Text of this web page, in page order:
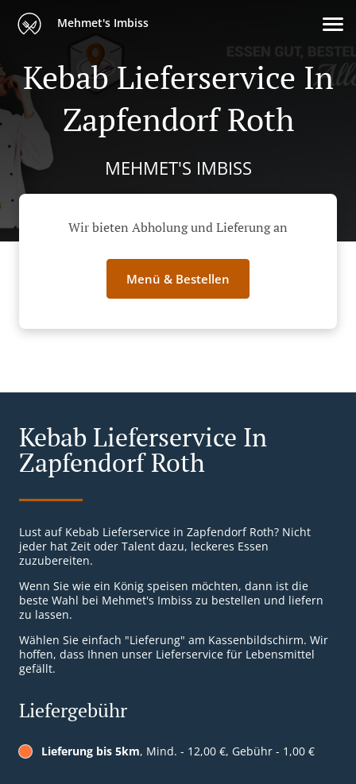
Mehmet's Imbiss
Kebab Lieferservice In
Zapfendorf Roth
MEHMET'S IMBISS
Wir bieten Abholung und Lieferung an
Menü & Bestellen
Kebab Lieferservice In
Zapfendorf Roth
Lust auf Kebab Lieferservice in Zapfendorf Roth? Nicht
jeder hat Zeit oder Talent dazu, leckeres Essen
zuzubereiten.
Wenn Sie wie ein König speisen möchten, dann ist die
beste Wahl bei Mehmet's Imbiss zu bestellen und liefern
zu lassen.
Wählen Sie einfach "Lieferung" am Kassenbildschirm. Wir
hoffen, dass Ihnen unser Lieferservice für Lebensmittel
gefällt.
Liefergebühr
Lieferung bis 5km, Mind. - 12,00 €, Gebühr - 1,00 €